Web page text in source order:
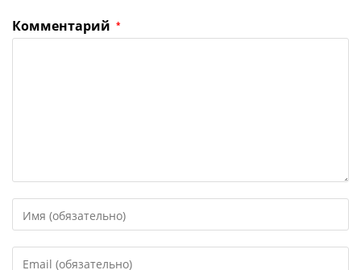
Комментарий *
свое
или